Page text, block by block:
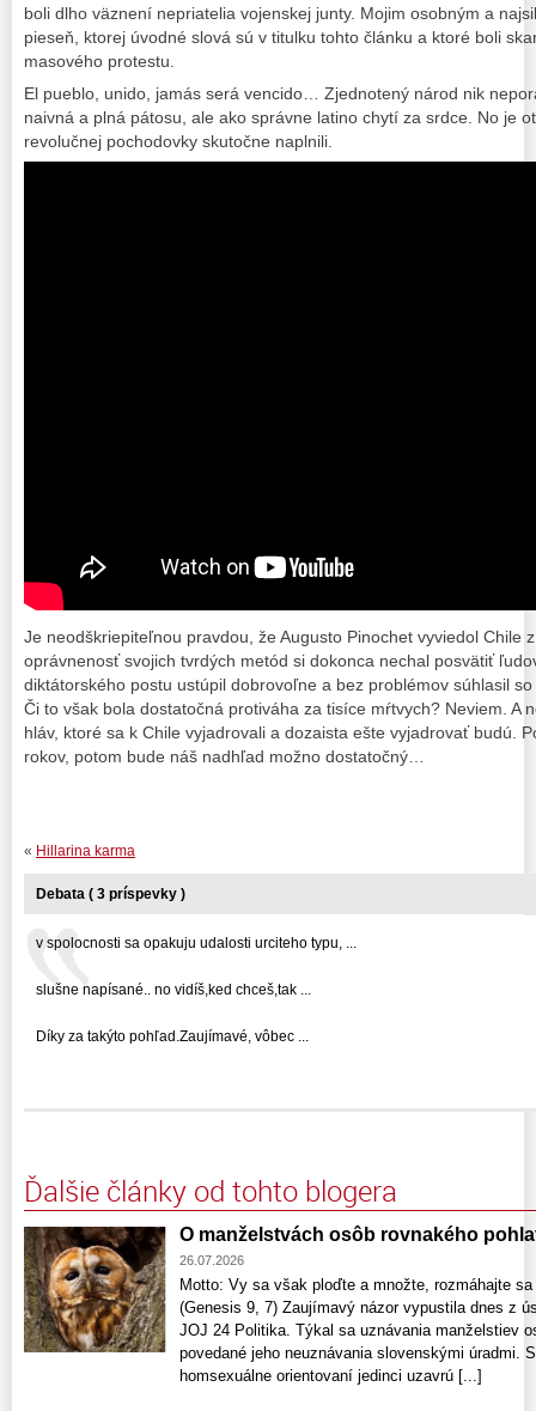
boli dlho väznení nepriatelia vojenskej junty. Mojim osobným a
pieseň, ktorej úvodné slová sú v titulku tohto článku a ktoré boli
masového protestu.
El pueblo, unido, jamás será vencido… Zjednotený národ nik
naivná a plná pátosu, ale ako správne latino chytí za srdce. No je
revolučnej pochodovky skutočne naplnili.
Je neodškriepiteľnou pravdou, že Augusto Pinochet vyviedol Chile
oprávnenosť svojich tvrdých metód si dokonca nechal posvätiť
diktátorského postu ustúpil dobrovoľne a bez problémov súhlasil
Či to však bola dostatočná protiváha za tisíce mŕtvych? Neviem. A
hláv, ktoré sa k Chile vyjadrovali a dozaista ešte vyjadrovať budú.
rokov, potom bude náš nadhľad možno dostatočný…
« Hillarina karma
Debata ( 3 príspevky )
v spolocnosti sa opakuju udalosti urciteho typu, ...
slušne napísané.. no vidíš,ked chceš,tak ...
Díky za takýto pohľad.Zaujímavé, vôbec ...
Ďalšie články od tohto blogera
O manželstvách osôb rovnakého
26.07.2026
Motto: Vy sa však ploďte a množte, rozmáhajte
(Genesis 9, 7) Zaujímavý názor vypustila dnes z
JOJ 24 Politika. Týkal sa uznávania manželstiev
povedané jeho neuznávania slovenskými úradmi.
homsexuálne orientovaní jedinci uzavrú [...]